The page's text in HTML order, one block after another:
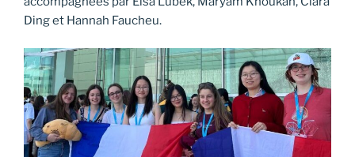
Ding et Hannah Faucheu.